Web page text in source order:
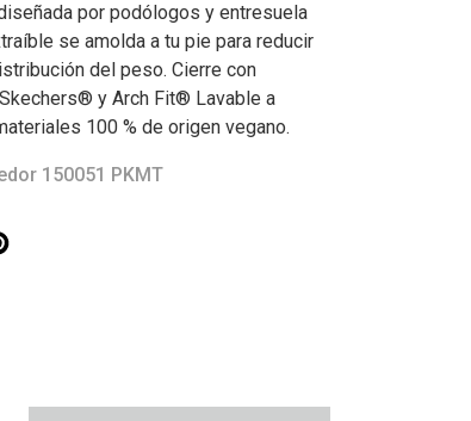
por podólogos y entresuela
se amolda a tu pie para reducir
del peso. Cierre con
y Arch Fit® Lavable a
100 % de origen vegano.
150051 PKMT